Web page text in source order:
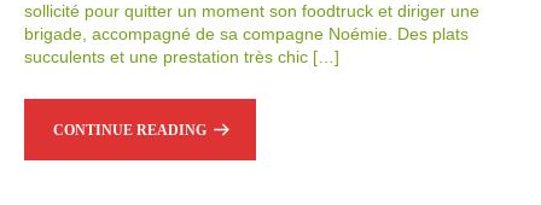
sollicité pour quitter un moment son foodtruck et diriger une
brigade, accompagné de sa compagne Noémie. Des plats
succulents et une prestation très chic […]
CONTINUE READING